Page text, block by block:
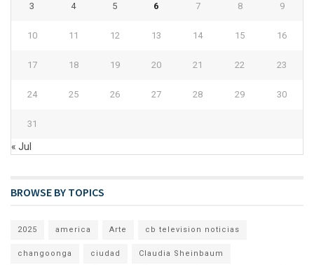
3 4 5 6 7 8 9
10 11 12 13 14 15 16
17 18 19 20 21 22 23
24 25 26 27 28 29 30
31
« Jul
BROWSE BY TOPICS
2025 america Arte cb television noticias
changoonga ciudad Claudia Sheinbaum